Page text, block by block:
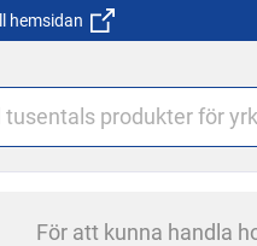
hemsidan
För att kunna handla